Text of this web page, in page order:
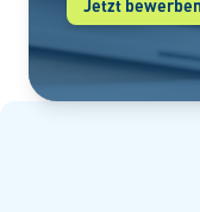
Jetzt bewerben